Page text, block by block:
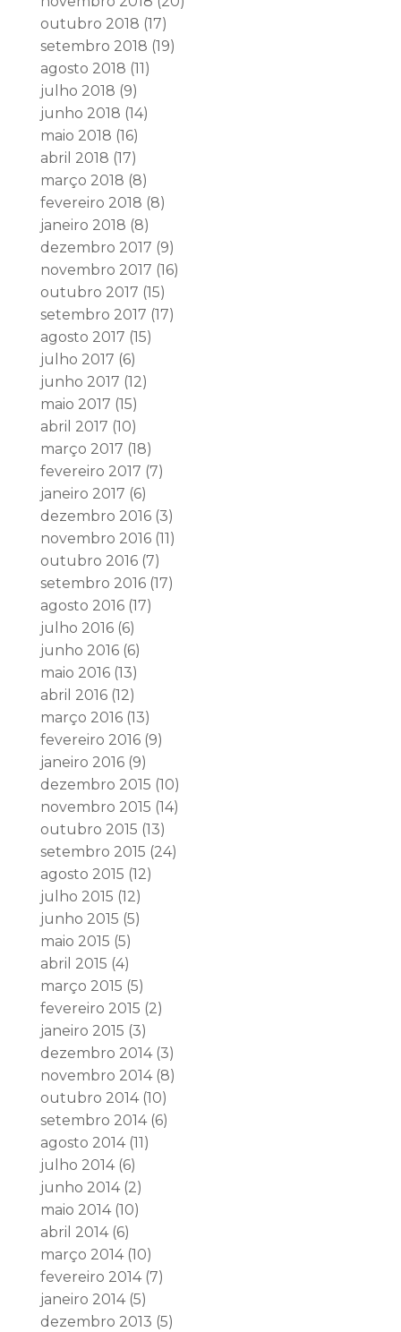
outubro 2018 (17)
setembro 2018 (19)
agosto 2018 (11)
julho 2018 (9)
junho 2018 (14)
maio 2018 (16)
abril 2018 (17)
março 2018 (8)
fevereiro 2018 (8)
janeiro 2018 (8)
dezembro 2017 (9)
novembro 2017 (16)
outubro 2017 (15)
setembro 2017 (17)
agosto 2017 (15)
julho 2017 (6)
junho 2017 (12)
maio 2017 (15)
abril 2017 (10)
março 2017 (18)
fevereiro 2017 (7)
janeiro 2017 (6)
dezembro 2016(3)
novembro 2016(11)
outubro 2016(7)
setembro 2016(17)
agosto 2016(17)
julho 2016(6)
junho 2016(6)
maio 2016(13)
abril 2016(12)
março 2016(13)
fevereiro 2016(9)
janeiro 2016(9)
dezembro 2015 (10)
novembro 2015 (14)
outubro 2015 (13)
setembro 2015 (24)
agosto 2015 (12)
julho 2015 (12)
junho 2015 (5)
maio 2015 (5)
abril 2015 (4)
março 2015 (5)
fevereiro 2015 (2)
janeiro 2015 (3)
dezembro 2014(3)
novembro 2014(8)
outubro 2014(10)
setembro 2014(6)
agosto 2014(11)
julho 2014(6)
junho 2014(2)
maio 2014(10)
abril 2014(6)
março 2014(10)
fevereiro 2014(7)
janeiro 2014(5)
dezembro 2013 (5)